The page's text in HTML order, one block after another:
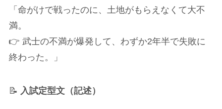
「命がけで戦ったのに、土地がもらえなくて大不
満。
👉 武士の不満が爆発して、わずか2年半で失敗に
終わった。」
📝 入試定型文（記述）